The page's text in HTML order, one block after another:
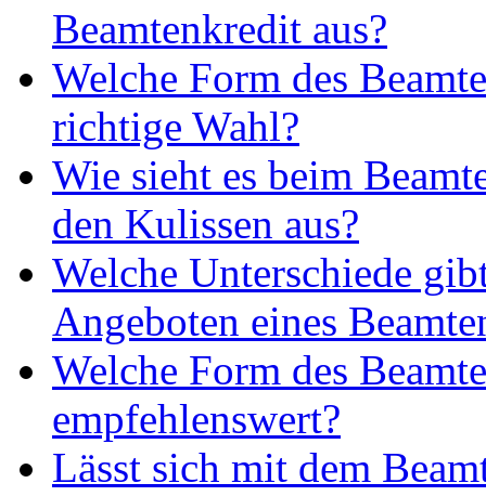
Beamtenkredit aus?
Welche Form des
richtige Wahl?
Wie sieht es beim
den Kulissen aus?
Welche Unterschiede
Angeboten eines
Welche Form des
empfehlenswert?
Lässt sich mit dem